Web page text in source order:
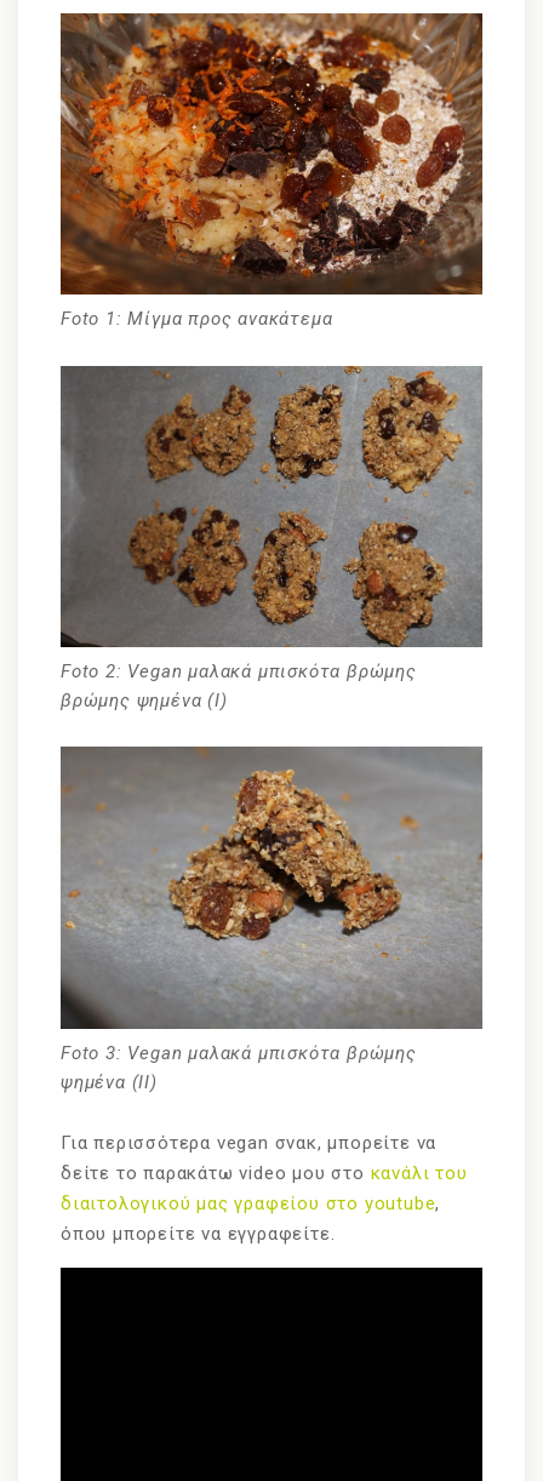
Foto 1: Μίγμα προς ανακάτεμα
Foto 2: Vegan μαλακά μπισκότα βρώμης
βρώμης ψημένα (I)
Foto 3: Vegan μαλακά μπισκότα βρώμης
ψημένα (ΙΙ)
Για περισσότερα vegan σνακ, μπορείτε να
δείτε το παρακάτω video μου στο κανάλι του
διαιτολογικού μας γραφείου στο youtube,
όπου μπορείτε να εγγραφείτε.